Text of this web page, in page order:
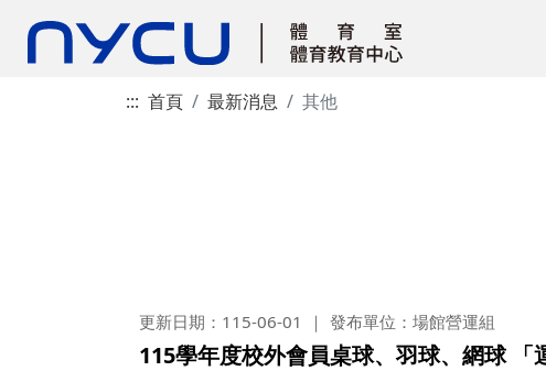
::: 首頁 最新消息 其他
更新日期：115-06-01 發布單位：場館營運組
115學年度校外會員桌球、羽球、網球